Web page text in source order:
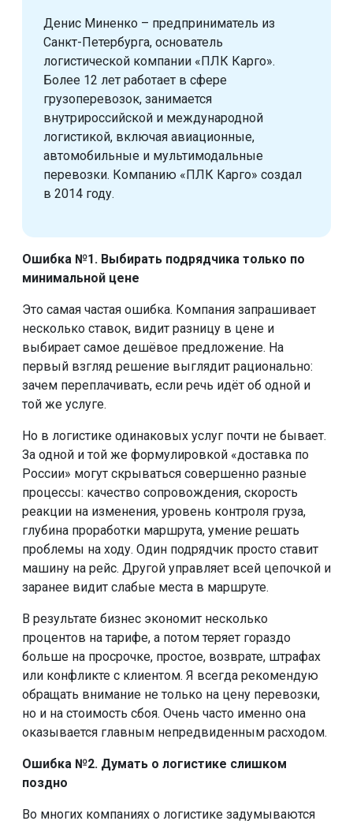
Денис Миненко – предприниматель из
Санкт-Петербурга, основатель
логистической компании «ПЛК Карго».
Более 12 лет работает в сфере
грузоперевозок, занимается
внутрироссийской и международной
логистикой, включая авиационные,
автомобильные и мультимодальные
перевозки. Компанию «ПЛК Карго» создал
в 2014 году.
Ошибка №1. Выбирать подрядчика только по
минимальной цене
Это самая частая ошибка. Компания запрашивает
несколько ставок, видит разницу в цене и
выбирает самое дешёвое предложение. На
первый взгляд решение выглядит рационально:
зачем переплачивать, если речь идёт об одной и
той же услуге.
Но в логистике одинаковых услуг почти не бывает.
За одной и той же формулировкой «доставка по
России» могут скрываться совершенно разные
процессы: качество сопровождения, скорость
реакции на изменения, уровень контроля груза,
глубина проработки маршрута, умение решать
проблемы на ходу. Один подрядчик просто ставит
машину на рейс. Другой управляет всей цепочкой и
заранее видит слабые места в маршруте.
В результате бизнес экономит несколько
процентов на тарифе, а потом теряет гораздо
больше на просрочке, простое, возврате, штрафах
или конфликте с клиентом. Я всегда рекомендую
обращать внимание не только на цену перевозки,
но и на стоимость сбоя. Очень часто именно она
оказывается главным непредвиденным расходом.
Ошибка №2. Думать о логистике слишком
поздно
Во многих компаниях о логистике задумываются